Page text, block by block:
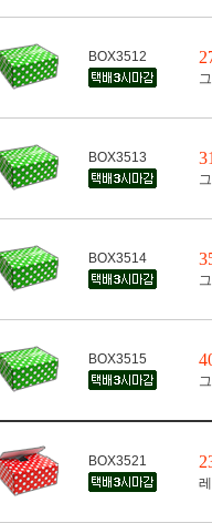
BOX3512
BOX3513
BOX3514
BOX3515
BOX3521